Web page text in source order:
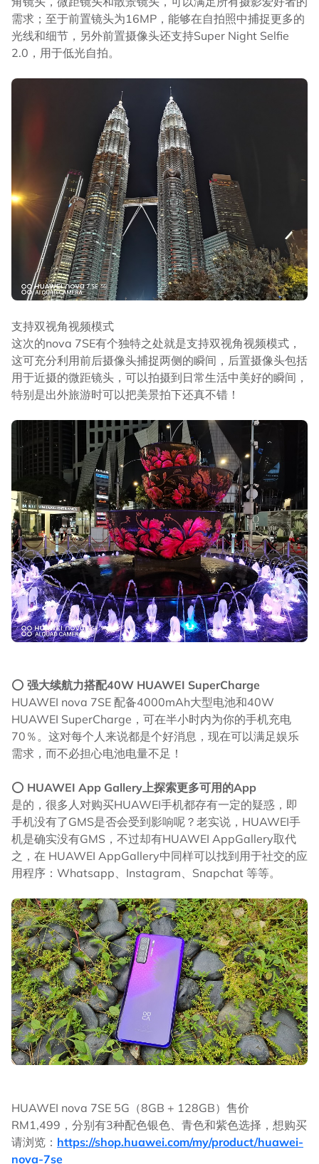
需求；至于前置镜头为16MP，能够在自拍照中捕捉更多的
光线和细节，另外前置摄像头还支持Super Night Selfie
2.0，用于低光自拍。
支持双视角视频模式
这次的nova 7SE有个独特之处就是支持双视角视频模式，
这可充分利用前后摄像头捕捉两侧的瞬间，后置摄像头包括
用于近摄的微距镜头，可以拍摄到日常生活中美好的瞬间，
特别是出外旅游时可以把美景拍下还真不错！
⭕ 强大续航力搭配40W HUAWEI SuperCharge
HUAWEI nova 7SE 配备4000mAh大型电池和40W
HUAWEI SuperCharge，可在半小时内为你的手机充电
70％。这对每个人来说都是个好消息，现在可以满足娱乐
需求，而不必担心电池电量不足！
⭕ HUAWEI App Gallery上探索更多可用的App
是的，很多人对购买HUAWEI手机都存有一定的疑惑，即
手机没有了GMS是否会受到影响呢？老实说，HUAWEI手
机是确实没有GMS，不过却有HUAWEI AppGallery取代
之，在 HUAWEI AppGallery中同样可以找到用于社交的应
用程序：Whatsapp、Instagram、Snapchat 等等。
HUAWEI nova 7SE 5G（8GB + 128GB）售价
RM1,499，分别有3种配色银色、青色和紫色选择，想购买
请浏览： https://shop.huawei.com/my/product/huawei-
nova-7se